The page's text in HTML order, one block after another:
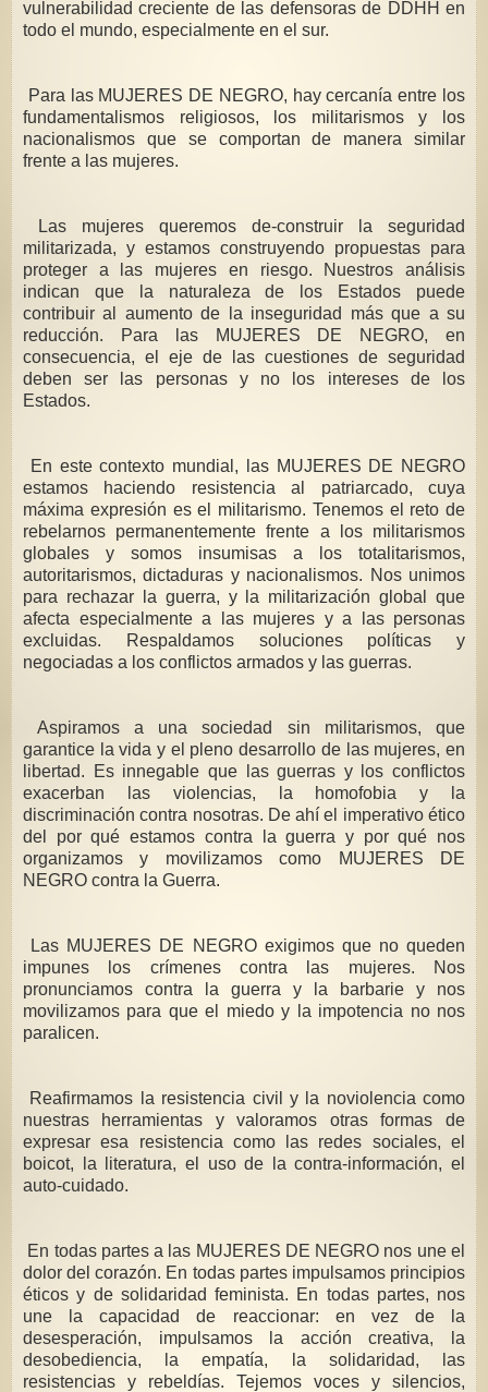
vulnerabilidad creciente de las defensoras de DDHH en
todo el mundo, especialmente en el sur.
Para las MUJERES DE NEGRO, hay cercanía entre los
fundamentalismos religiosos, los militarismos y los
nacionalismos que se comportan de manera similar
frente a las mujeres.
Las mujeres queremos de-construir la seguridad
militarizada, y estamos construyendo propuestas para
proteger a las mujeres en riesgo. Nuestros análisis
indican que la naturaleza de los Estados puede
contribuir al aumento de la inseguridad más que a su
reducción. Para las MUJERES DE NEGRO, en
consecuencia, el eje de las cuestiones de seguridad
deben ser las personas y no los intereses de los
Estados.
En este contexto mundial, las MUJERES DE NEGRO
estamos haciendo resistencia al patriarcado, cuya
máxima expresión es el militarismo. Tenemos el reto de
rebelarnos permanentemente frente a los militarismos
globales y somos insumisas a los totalitarismos,
autoritarismos, dictaduras y nacionalismos. Nos unimos
para rechazar la guerra, y la militarización global que
afecta especialmente a las mujeres y a las personas
excluidas. Respaldamos soluciones políticas y
negociadas a los conflictos armados y las guerras.
Aspiramos a una sociedad sin militarismos, que
garantice la vida y el pleno desarrollo de las mujeres, en
libertad. Es innegable que las guerras y los conflictos
exacerban las violencias, la homofobia y la
discriminación contra nosotras. De ahí el imperativo ético
del por qué estamos contra la guerra y por qué nos
organizamos y movilizamos como MUJERES DE
NEGRO contra la Guerra.
Las MUJERES DE NEGRO exigimos que no queden
impunes los crímenes contra las mujeres. Nos
pronunciamos contra la guerra y la barbarie y nos
movilizamos para que el miedo y la impotencia no nos
paralicen.
Reafirmamos la resistencia civil y la noviolencia como
nuestras herramientas y valoramos otras formas de
expresar esa resistencia como las redes sociales, el
boicot, la literatura, el uso de la contra-información, el
auto-cuidado.
En todas partes a las MUJERES DE NEGRO nos une el
dolor del corazón. En todas partes impulsamos principios
éticos y de solidaridad feminista. En todas partes, nos
une la capacidad de reaccionar: en vez de la
desesperación, impulsamos la acción creativa, la
desobediencia, la empatía, la solidaridad, las
resistencias y rebeldías. Tejemos voces y silencios,